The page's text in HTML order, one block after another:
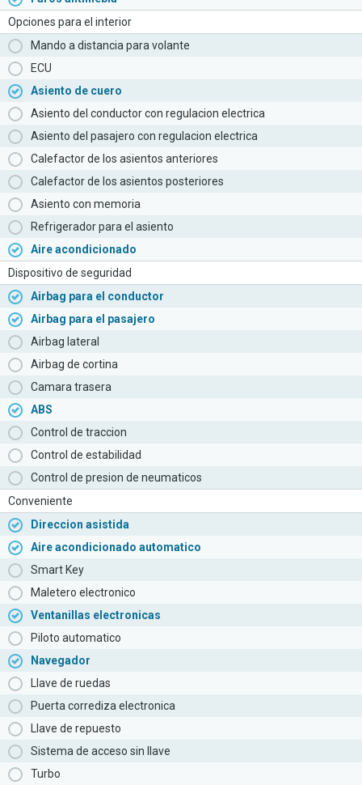
Opciones para el interior
Mando a distancia para volante
ECU
Asiento de cuero
Asiento del conductor con regulacion electrica
Asiento del pasajero con regulacion electrica
Calefactor de los asientos anteriores
Calefactor de los asientos posteriores
Asiento con memoria
Refrigerador para el asiento
Aire acondicionado
Dispositivo de seguridad
Airbag para el conductor
Airbag para el pasajero
Airbag lateral
Airbag de cortina
Camara trasera
ABS
Control de traccion
Control de estabilidad
Control de presion de neumaticos
Conveniente
Direccion asistida
Aire acondicionado automatico
Smart Key
Maletero electronico
Ventanillas electronicas
Piloto automatico
Navegador
Llave de ruedas
Puerta corrediza electronica
Llave de repuesto
Sistema de acceso sin llave
Turbo